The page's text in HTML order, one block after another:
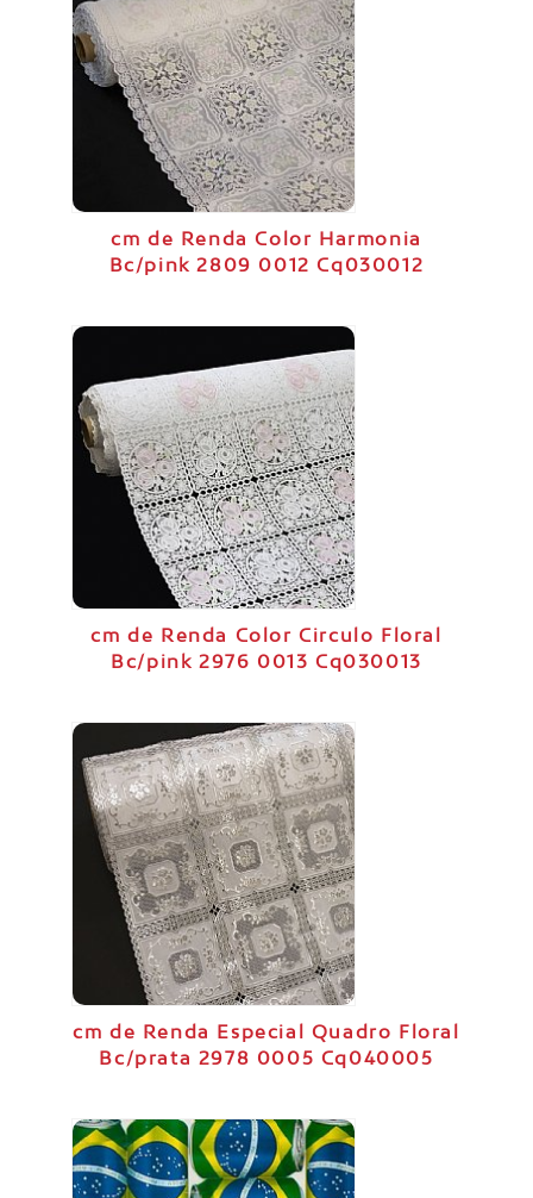
cm de Renda Color Harmonia
Bc/pink 2809 0012 Cq030012
cm de Renda Color Circulo Floral
Bc/pink 2976 0013 Cq030013
cm de Renda Especial Quadro Floral
Bc/prata 2978 0005 Cq040005